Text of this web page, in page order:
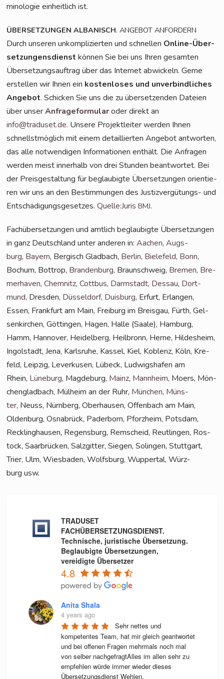
mi­no­lo­gie ein­heit­lich ist.
ÜBERSETZUNGEN ALBANISCH.ANGEBOT ANFORDERN
Durch unse­ren unkom­pli­zier­ten und schnel­len Online-Über­
set­zun­gen­s­dienst kön­nen Sie bei uns Ihren gesam­ten
Über­set­zungs­auf­trag über das Inter­net abwi­ckeln. Ger­ne
erstel­len wir Ihnen ein kos­ten­lo­ses und unver­bind­li­ches
Ange­bot. Schi­cken Sie uns die zu über­set­zen­den Datei­en
über unserAnfra­ge­for­mu­laroder direkt an
info@traduset.de. Unse­re Pro­jekt­lei­ter wer­den Ihnen
schnellst­mög­lich mit einem detail­lier­ten Ange­bot ant­wor­ten,
das alle not­wen­di­gen Infor­ma­tio­nen ent­hält. Die Anfra­gen
wer­den meist inner­halb von drei Stun­den beant­wor­tet. Bei
der Preis­ge­stal­tung für beglau­big­te Über­set­zun­gen ori­en­tie­
ren wir uns an den Bestim­mun­gen des Jus­tiz­ver­gü­tungs- und
Ent­schä­di­gungs­ge­set­zes.Quelle:JurisBMJ.
Fach­über­set­zun­gen und amt­lich beglau­big­te Über­set­zun­gen
in ganz Deutsch­land unter ande­ren in: Aachen, Augs­
burg, Bay­ern, Ber­gisch Glad­bach, Ber­lin, Bie­le­feld, Bonn,
Bochum, Bot­trop, Bran­den­burg, Braun­schweig, Bre­men, Bre­
mer­ha­ven, Chem­nitz, Cott­bus, Darm­stadt, Des­sau, Dort­
mund, Dres­den, Düs­sel­dorf, Duis­burg, Erfurt, Erlan­gen,
Essen, Frank­furt am Main, Frei­burg im Breis­gau, Fürth, Gel­
sen­kir­chen, Göt­tin­gen, Hagen, Hal­le (Saa­le), Ham­burg,
Hamm, Han­no­ver, Hei­del­berg, Heil­bronn, Her­ne, Hil­des­heim,
Ingol­stadt, Jena, Karls­ru­he, Kas­sel, Kiel, Koblenz, Köln, Kre­
feld, Leip­zig, Lever­ku­sen, Lübeck, Lud­wigs­ha­fen am
Rhein, Lüne­burg, Mag­de­burg, Mainz, Mann­heim, Moers, Mön­
chen­glad­bach, Mül­heim an der Ruhr, Mün­chen, Müns­
ter, Neuss, Nürn­berg, Ober­hau­sen, Offen­bach am Main,
Olden­burg, Osna­brück, Pader­born, Pforz­heim, Pots­dam,
Reck­ling­hau­sen, Regens­burg, Rem­scheid, Reut­lin­gen, Ros­
tock, Saar­brü­cken, Salz­git­ter, Sie­gen, Solin­gen, Stutt­gart,
Trier, Ulm, Wies­ba­den, Wolfs­burg, Wup­per­tal, Würz­
burg usw.
TRADUSET
FACHÜBERSETZUNGSDIENST.
Technische, juristische Übersetzung.
Beglaubigte Übersetzungen,
vereidigte Übersetzer
4.8
Anita Shala
4 years ago
Sehr nettes und
kompetentes Team, hat mir gleich geantwortet
und bei offenen Fragen mehrmals noch mal
von selber nachgefragtAlles im allen sehr zu
empfehlen würde immer wieder dieses
Übersetzungsdienst Wehlen.